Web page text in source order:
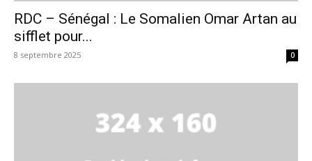
RDC – Sénégal : Le Somalien Omar Artan au
sifflet pour...
8 septembre 2025 0